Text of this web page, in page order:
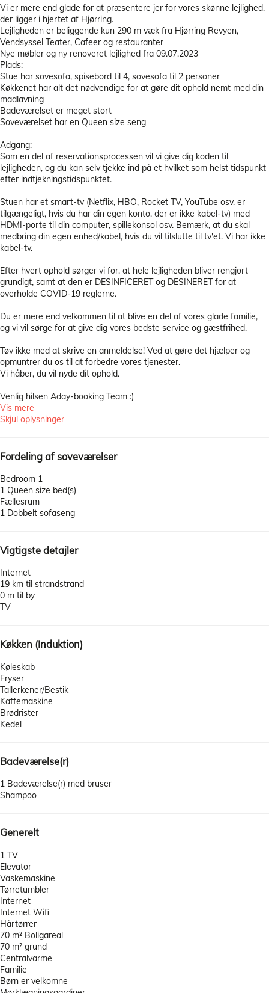
Vi er mere end glade for at præsentere jer for vores skønne lejlighed,
der ligger i hjertet af Hjørring.
Lejligheden er beliggende kun 290 m væk fra Hjørring Revyen,
Vendsyssel Teater, Cafeer og restauranter
Nye møbler og ny renoveret lejlighed fra 09.07.2023
Plads:
Stue har sovesofa, spisebord til 4, sovesofa til 2 personer
Køkkenet har alt det nødvendige for at gøre dit ophold nemt med din
madlavning
Badeværelset er meget stort
Soveværelset har en Queen size seng
Adgang:
Som en del af reservationsprocessen vil vi give dig koden til
lejligheden, og du kan selv tjekke ind på et hvilket som helst tidspunkt
efter indtjekningstidspunktet.
Stuen har et smart-tv (Netflix, HBO, Rocket TV, YouTube osv. er
tilgængeligt, hvis du har din egen konto, der er ikke kabel-tv) med
HDMI-porte til din computer, spillekonsol osv. Bemærk, at du skal
medbring din egen enhed/kabel, hvis du vil tilslutte til tv'et. Vi har ikke
kabel-tv.
Efter hvert ophold sørger vi for, at hele lejligheden bliver rengjort
grundigt, samt at den er DESINFICERET og DESINERET for at
overholde COVID-19 reglerne.
Du er mere end velkommen til at blive en del af vores glade familie,
og vi vil sørge for at give dig vores bedste service og gæstfrihed.
Tøv ikke med at skrive en anmeldelse! Ved at gøre det hjælper og
opmuntrer du os til at forbedre vores tjenester.
Vi håber, du vil nyde dit ophold.
Venlig hilsen Aday-booking Team :)
Vis mere
Skjul oplysninger
Fordeling af soveværelser
Bedroom 1
1 Queen size bed(s)
Fællesrum
1 Dobbelt sofaseng
Vigtigste detajler
Internet
19 km til strandstrand
0 m til by
TV
Køkken (Induktion)
Køleskab
Fryser
Tallerkener/Bestik
Kaffemaskine
Brødrister
Kedel
Badeværelse(r)
1 Badeværelse(r) med bruser
Shampoo
Generelt
1 TV
Elevator
Vaskemaskine
Tørretumbler
Internet
Internet Wifi
Hårtørrer
70 m² Boligareal
70 m² grund
Centralvarme
Familie
Børn er velkomne